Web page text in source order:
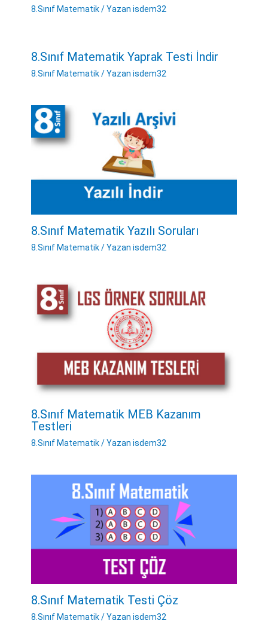
8.Sınıf Matematik/ Yazan isdem32
8.Sınıf Matematik Yaprak Testi İndir
8.Sınıf Matematik/ Yazan isdem32
8.Sınıf Matematik Yazılı Soruları
8.Sınıf Matematik/ Yazan isdem32
8.Sınıf Matematik MEB Kazanım
Testleri
8.Sınıf Matematik/ Yazan isdem32
8.Sınıf Matematik Testi Çöz
8.Sınıf Matematik/ Yazan isdem32